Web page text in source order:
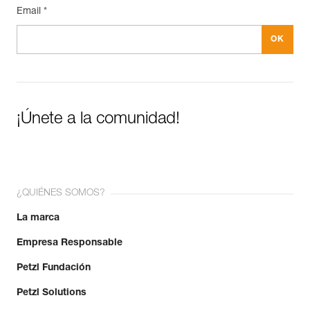
Email *
¡Únete a la comunidad!
¿QUIÉNES SOMOS?
La marca
Empresa Responsable
Petzl Fundación
Petzl Solutions